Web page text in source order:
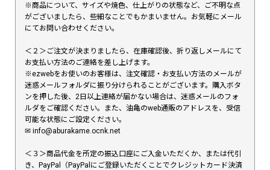
※商品について、サイズや焼色、仕上がりの状態など、ご不明な点
がございましたら、些細なことでもかまいません。お気軽にメール
にてお問い合わせください。
＜２＞ご注文が決まりましたら、在庫確認後、折り返しメールにて
お支払い方法のご連絡を差し上げます。
※ezwebをお使いのお客様は、注文確認・お支払い方法のメールが
迷惑メールフォルダに振り分けられることがございます。購入ボタ
ンを押した後、2日以上連絡が届かない場合は、迷惑メールのフォ
ルダをご確認ください。また、油亀のweb通販のアドレスを、受信
可能な状態にご設定ください。
✉︎ info@aburakame.ocnk.net
＜３＞商品代金を所定の振込口座にご入金いただくか、または代引
き、PayPal（PayPalにご登録いただくことでクレジットカード決済